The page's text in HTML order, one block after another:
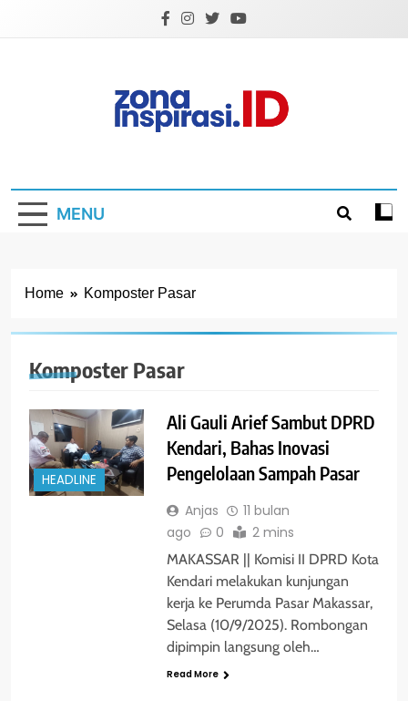
MENU
Home Komposter Pasar
Komposter Pasar
HEADLINE
Ali Gauli Arief Sambut DPRD
Kendari, Bahas Inovasi
Pengelolaan Sampah Pasar
Anjas
11 bulan
ago
0 2 mins
MAKASSAR || Komisi II DPRD Kota
Kendari melakukan kunjungan
kerja ke Perumda Pasar Makassar,
Selasa (10/9/2025). Rombongan
dipimpin langsung oleh…
Read More